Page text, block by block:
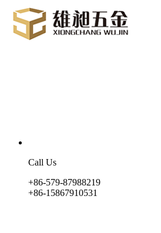
Call Us
+86-579-87988219
+86-15867910531